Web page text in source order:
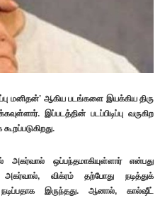
மனிதன்’ ஆகிய படங்களை இயக்கிய திரு
இப்படத்தின் படப்பிடிப்பு வருகிற
அகர்வால் ஒப்பந்தமாகியுள்ளார் என்பது
அகர்வால், விக்ரம் தற்போது நடித்துக்
இருந்தது. ஆனால், கால்ஷீட்